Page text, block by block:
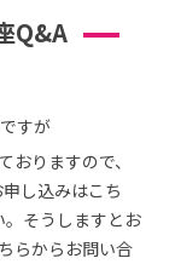
Q&A
すが
りますので、
し込みはこち
そうしますとお
らからお問い合